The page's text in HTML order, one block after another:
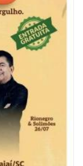
comprado e